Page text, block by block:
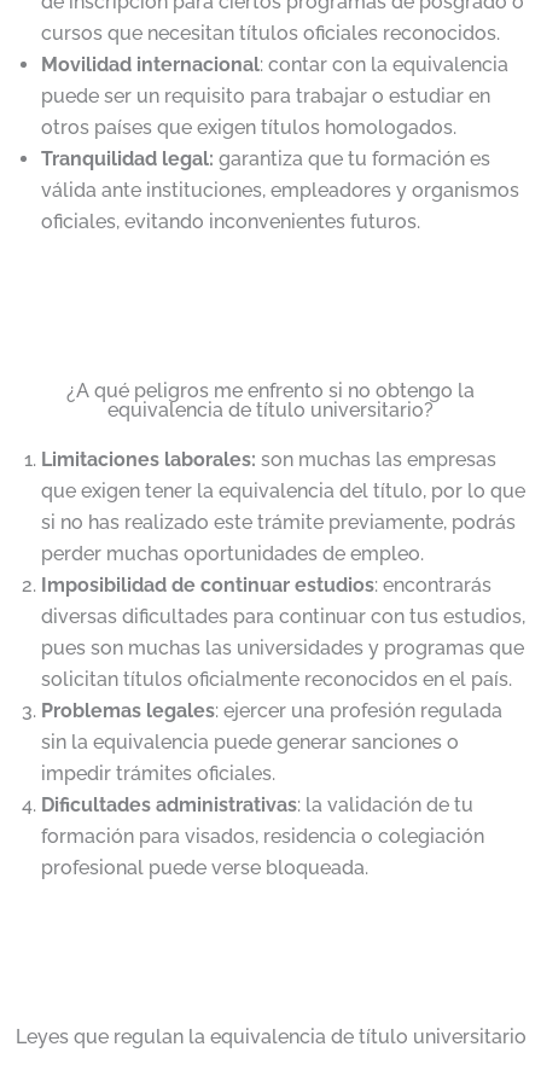
cursos que necesitan títulos oficiales reconocidos.
Movilidad internacional: contar con la equivalencia
puede ser un requisito para trabajar o estudiar en
otros países que exigen títulos homologados.
Tranquilidad legal: garantiza que tu formación es
válida ante instituciones, empleadores y organismos
oficiales, evitando inconvenientes futuros.
¿A qué peligros me enfrento si no obtengo la
equivalencia de título universitario?
Limitaciones laborales: son muchas las empresas
que exigen tener la equivalencia del título, por lo que
si no has realizado este trámite previamente, podrás
perder muchas oportunidades de empleo.
Imposibilidad de continuar estudios: encontrarás
diversas dificultades para continuar con tus estudios,
pues son muchas las universidades y programas que
solicitan títulos oficialmente reconocidos en el país.
Problemas legales: ejercer una profesión regulada
sin la equivalencia puede generar sanciones o
impedir trámites oficiales.
Dificultades administrativas: la validación de tu
formación para visados, residencia o colegiación
profesional puede verse bloqueada.
Leyes que regulan la equivalencia de título universitario